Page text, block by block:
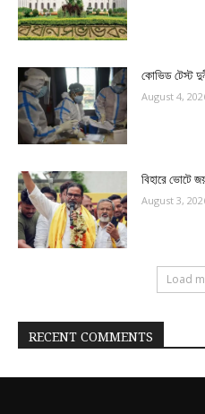
কোভিড টেস্ট
August 4,
বিহারে ভোটে
August 3,
Load
RECENT COMMENTS